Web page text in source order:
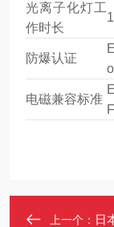
光离子化灯工
作时长
防爆认证
电磁兼容标准
上一个： 日